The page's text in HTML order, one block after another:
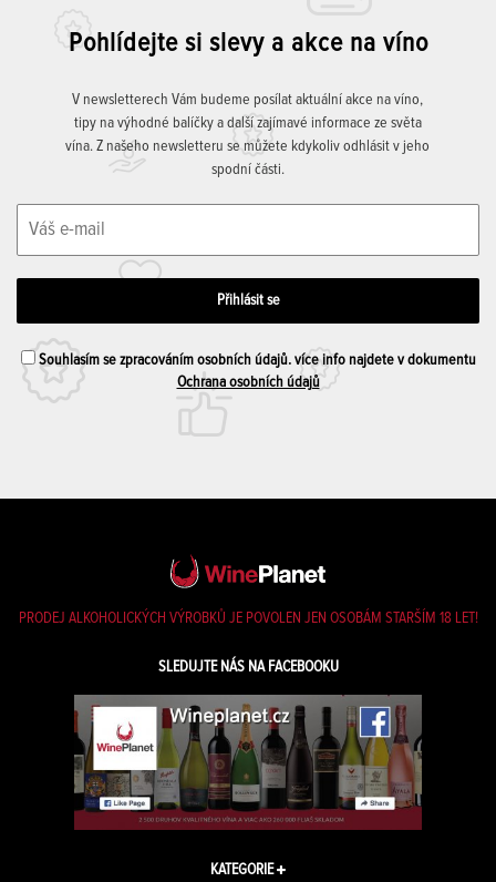
Pohlídejte si slevy a akce na víno
V newsletterech Vám budeme posílat aktuální akce na víno,
tipy na výhodné balíčky a další zajímavé informace ze světa
vína. Z našeho newsletteru se můžete kdykoliv odhlásit v jeho
spodní části.
Souhlasím se zpracováním osobních údajů. více info najdete v dokumentu
Ochrana osobních údajů
PRODEJ ALKOHOLICKÝCH VÝROBKŮ JE POVOLEN JEN OSOBÁM STARŠÍM 18 LET!
SLEDUJTE NÁS NA FACEBOOKU
KATEGORIE